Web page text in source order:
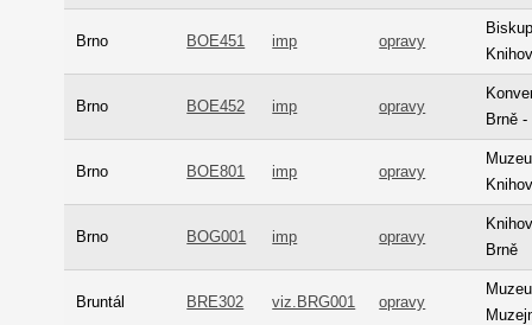
Brno BOE451 imp opravy
Brno BOE452 imp opravy
Brně
Brno BOE801 imp opravy
Brno BOG001 imp opravy
Brně
Bruntál BRE302 viz.BRG001 opravy